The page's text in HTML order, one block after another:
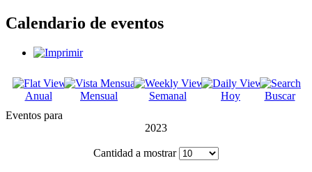
Calendario de eventos
Anual Mensual Semanal Hoy
Buscar
Eventos para
2023
Cantidad a mostrar